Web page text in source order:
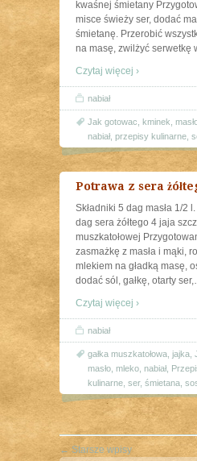
kwaśnej śmietany
misce świeży ser, dodać
śmietanę. Przerobić
na masę, zwilżyć serwetkę
Czytaj więcej ›
nabiał
Jak gotowac kminek
nabiał, przepisy kulinarne
Potrawa z sera
Składniki 5 dag masła 1/2
dag sera żółtego 4 jaja
muszkatołowej
zasmażkę z masła i mąki,
mlekiem na gładką masę,
dodać sól, gałkę, otarty ser,
Czytaj więcej ›
nabiał
gałka muszkatołowa jajka
masło mleko nabiał,
kulinarne ser, śmietana
← Starsze wpisy